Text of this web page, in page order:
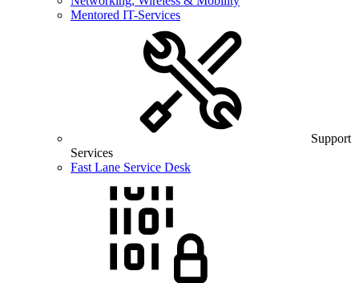
Mentored IT-Services
Support
Services
Fast Lane Service Desk